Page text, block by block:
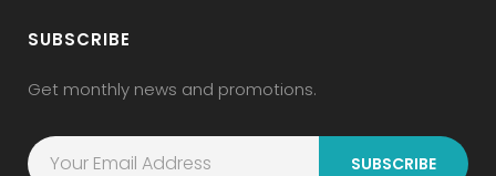
SUBSCRIBE
Get monthly news and promotions.
SUBSCRIBE